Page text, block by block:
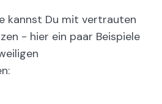
kannst Du mit vertrauten
- hier ein paar Beispiele